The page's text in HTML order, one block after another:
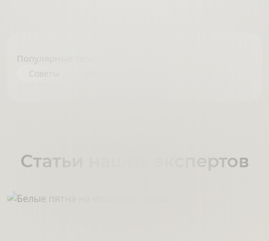
Популярные теги:
Советы
Статьи наших экспертов